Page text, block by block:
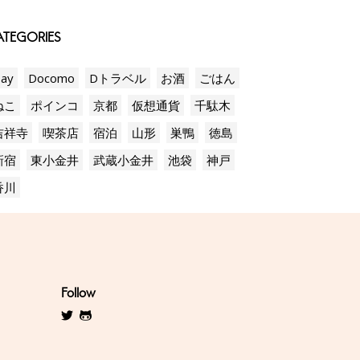
Docomo Dトラベル お酒
ごはん
こ
ポインコ 京都 仮想通貨
千駄木
祥寺
喫茶店 宿泊 山形 巣鴨
徳島
宿
東小金井 武蔵小金井 池袋
神戸
川
Follow